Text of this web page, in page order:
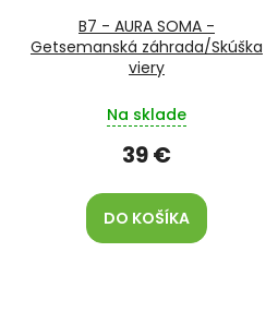
B7 - AURA SOMA -
Getsemanská záhrada/Skúška
viery
Na sklade
39 €
DO KOŠÍKA